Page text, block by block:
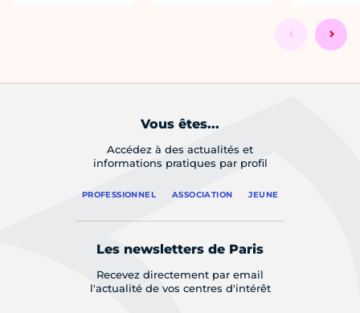
Vous êtes...
Accédez à des actualités et
informations pratiques par profil
PROFESSIONNEL ASSOCIATION JEUNE
Les newsletters de Paris
Recevez directement par email
l'actualité de vos centres d'intérêt